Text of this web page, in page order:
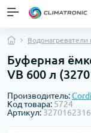
Водонагреватели
Буферная
VB 600 л
Производитель:
Код товара: 5724
Артикул: